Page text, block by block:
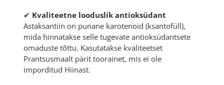
✔ Kvaliteetne looduslik antioksüdant
Astaksantiin on punane karotenoid (ksantofüll),
mida hinnatakse selle tugevate antioksüdantsete
omaduste tõttu. Kasutatakse kvaliteetset
Prantsusmaalt pärit toorainet, mis ei ole
imporditud Hiinast.